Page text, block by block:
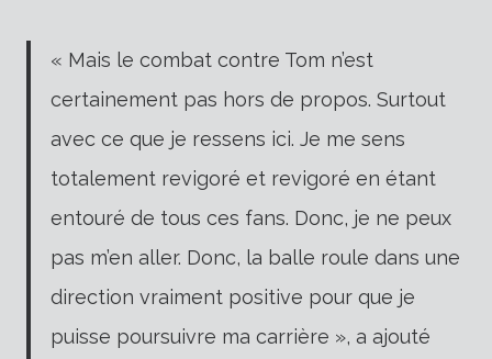
« Mais le combat contre Tom n’est
certainement pas hors de propos. Surtout
avec ce que je ressens ici. Je me sens
totalement revigoré et revigoré en étant
entouré de tous ces fans. Donc, je ne peux
pas m’en aller. Donc, la balle roule dans une
direction vraiment positive pour que je
puisse poursuivre ma carrière », a ajouté